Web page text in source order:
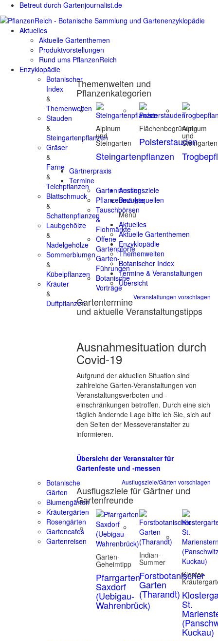
Betreut durch Gartenjournalist.de
Aktuelles
Aktuelle Gartenthemen
Produktvorstellungen
Rund ums PflanzenReich
Enzyklopädie
Botanischer
Index
&
Themenwelten
Stauden
&
Steingartenpflanzen
Gräser
&
Farne
&
Teichpflanzen
Blattschmuck
&
Schattenpflanzen
Laubgehölze
&
Nadelgehölze
Sommerblumen
&
Kübelpflanzen
Kräuter
&
Duftpflanzen
Themenwelten und
Pflanzenkategorien
Alpinum
und
Steingarten
Steingartenpflanzen
Flächenbegrünung
Polsterstauden
Alpinum
und
Steingarten
Gärtnerpraxis
Termine
Gartenmessen
Pflanzenmärkte
Tauschbörsen
&
Flohmärkte
Offene
Gartenpforte
Garten-
Führungen
Botanische
Vorträge
Veranstaltungen vorschlagen
Gartentermine
und aktuelle Veranstaltungstipps
Ausnahmesituation durch
Covid-19
Aufgrund der aktuellen Situation sind
zahlreiche Garten-Veranstaltungen von
Veranstaltungsverboten und -
einschränkungen betroffen. Durch eine sich
täglich ändernde Lage bitte ich Sie, sich auf
den Seiten der Messeveranstalter zu
informieren.
Übersicht der Veranstalter für
Gartenfeste und -messen
Ausflugsziele
Botanische
Gärten
Blumengärten
Kräutergärten
Rosengärten
Gartencafes
Gartenreisen
Ausflugsziele/Gärten vorschlagen
Ausflugsziele für Gärtner und
Gartenfreunde
Garten-
Geheimtipp
Pfarrgarten
Saxdorf
(Uebigau-
Wahrenbrück)
Indian-
Summer
Forstbotanischer
Garten
(Tharandt)
Kloster-
St.
Kuckau)
Bezugsquellen
Menü
Aktuelles
Aktuelle Gartenthemen
Enzyklopädie
Themenwelten
Botanischer Index
Termine & Veranstaltungen
Übersicht